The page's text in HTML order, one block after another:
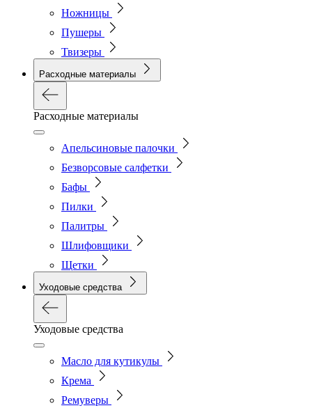
Ножницы
Пушеры
Твизеры
Расходные материалы
Расходные материалы
Апельсиновые палочки
Безворсовые салфетки
Бафы
Пилки
Палитры
Шлифовщики
Щетки
Уходовые средства
Уходовые средства
Масло для кутикулы
Крема
Ремуверы